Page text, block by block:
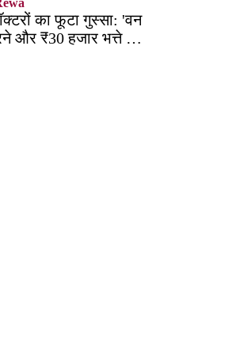
का फूटा गुस्सा: 'वन
और ₹30 हजार भत्ते की